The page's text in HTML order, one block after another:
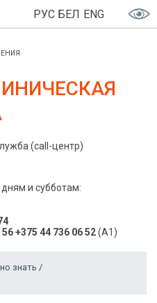
РУС БЕЛ ENG
(call-центр)
и субботам:
56+375 44 736 06 52(A1)
знать /